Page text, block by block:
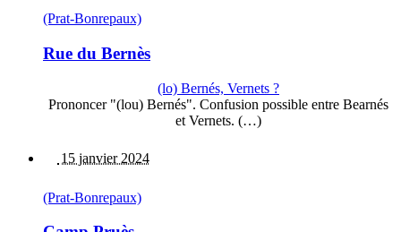
(Prat-Bonrepaux)
Rue du Bernès
(lo) Bernés, Vernets ?
Prononcer "(lou) Bernés". Confusion possible entre Bearnés
et Vernets. (…)
15 janvier 2024
(Prat-Bonrepaux)